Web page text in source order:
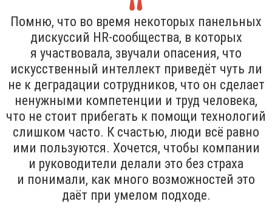
Помню, что во время некоторых панельных
дискуссий HR-сообщества, в которых
я участвовала, звучали опасения, что
искусственный интеллект приведёт чуть ли
не к деградации сотрудников, что он сделает
ненужными компетенции и труд человека,
что не стоит прибегать к помощи технологий
слишком часто. К счастью, люди всё равно
ими пользуются. Хочется, чтобы компании
и руководители делали это без страха
и понимали, как много возможностей это
даёт при умелом подходе.